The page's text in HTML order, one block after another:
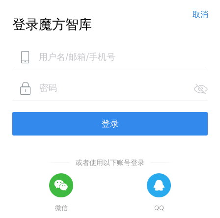
取消
登录魔方智库
或者使用以下账号登录
微信 QQ